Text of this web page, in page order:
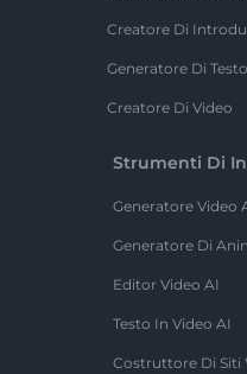
Creatore Di
Generatore Di
Creatore Di Video
Strumenti Di
Generatore Video
Generatore Di
Editor Video AI
Testo In Video AI
Costruttore Di Siti